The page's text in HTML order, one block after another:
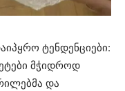
ტენდენციები:
მჭიდროდ
და